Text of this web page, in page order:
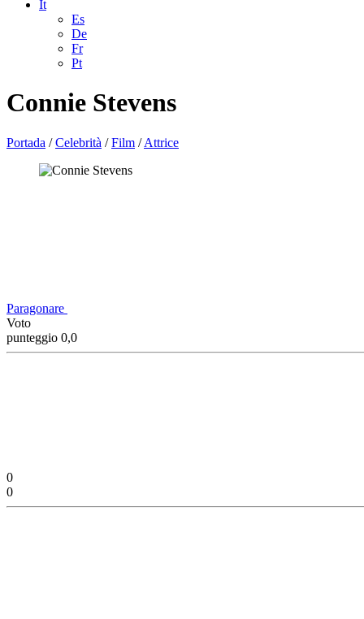
It
Es
De
Fr
Pt
Connie Stevens
Portada /Celebrità /Film /Attrice
Paragonare
Voto
punteggio 0,0
0
0